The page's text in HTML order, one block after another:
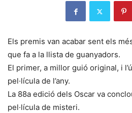
Els premis van acabar sent els
que fa a la llista de guanyadors.
El primer, a millor guió original, i
pel·lícula de l’any.
La 88a edició dels Oscar va
pel·lícula de misteri.